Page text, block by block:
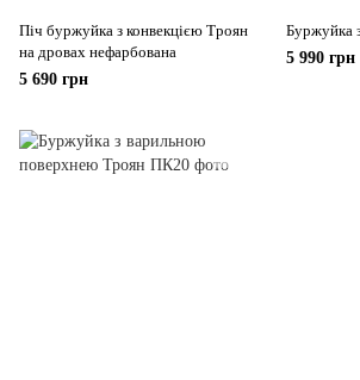
Піч буржуйка з конвекцією Троян
на дровах нефарбована
5 690 грн
Буржуйка
5 990 грн